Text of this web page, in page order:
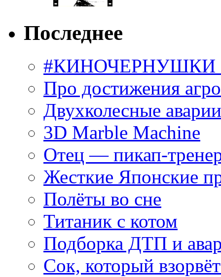
Последнее
#КИНОЧЕРНУШКИ
Про достижения
Двухколесные
3D Marble Machine
Отец — пикап-
Жесткие Японские
Полёты во сне
Титаник с котом
Подборка ДТП и
Сок, который